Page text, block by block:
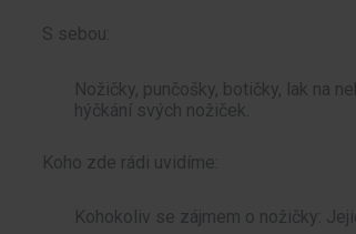
S sebou:
Nožičky, punčošky, botičky, lak na
hýčkání svých nožiček.
Koho zde rádi uvidíme:
Kohokoliv se zájmem o nožičky: